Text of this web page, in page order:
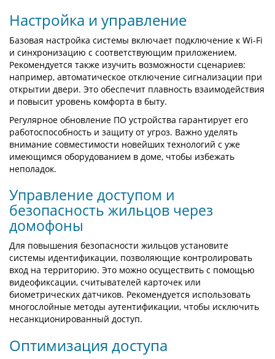
Настройка и управление
Базовая настройка системы включает подключение к Wi-Fi
и синхронизацию с соответствующим приложением.
Рекомендуется также изучить возможности сценариев:
например, автоматическое отключение сигнализации при
открытии двери. Это обеспечит плавность взаимодействия
и повысит уровень комфорта в быту.
Регулярное обновление ПО устройства гарантирует его
работоспособность и защиту от угроз. Важно уделять
внимание совместимости новейших технологий с уже
имеющимся оборудованием в доме, чтобы избежать
неполадок.
Управление доступом и
безопасность жильцов через
домофоны
Для повышения безопасности жильцов установите
системы идентификации, позволяющие контролировать
вход на территорию. Это можно осуществить с помощью
видеофиксации, считывателей карточек или
биометрических датчиков. Рекомендуется использовать
многослойные методы аутентификации, чтобы исключить
несанкционированный доступ.
Оптимизация доступа